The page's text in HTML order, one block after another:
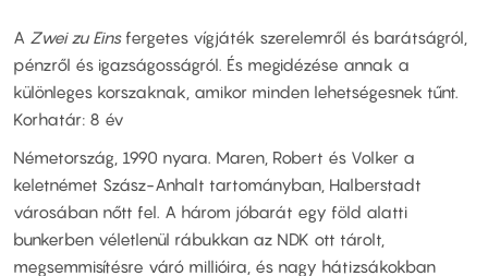
A Zwei zu Einsfergetes vígjáték szerelemről és barátságról,
pénzről és igazságosságról. És megidézése annak a
különleges korszaknak, amikor minden lehetségesnek tűnt.
Korhatár: 8 év
Németország, 1990 nyara. Maren, Robert és Volker a
keletnémet Szász-Anhalt tartományban, Halberstadt
városában nőtt fel. A három jóbarát egy föld alatti
bunkerben véletlenül rábukkan az NDK ott tárolt,
megsemmisítésre váró millióira, és nagy hátizsákokban